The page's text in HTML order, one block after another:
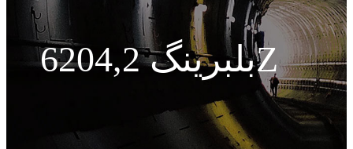
بلبرینگ 6204,2Z